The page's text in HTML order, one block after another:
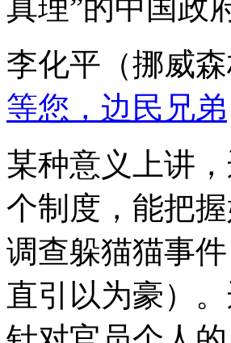
真理”的中国政
李化平（挪威森
等您，边民兄弟
某种意义上讲
个制度，能把
调查躲猫猫事
直引以为豪）